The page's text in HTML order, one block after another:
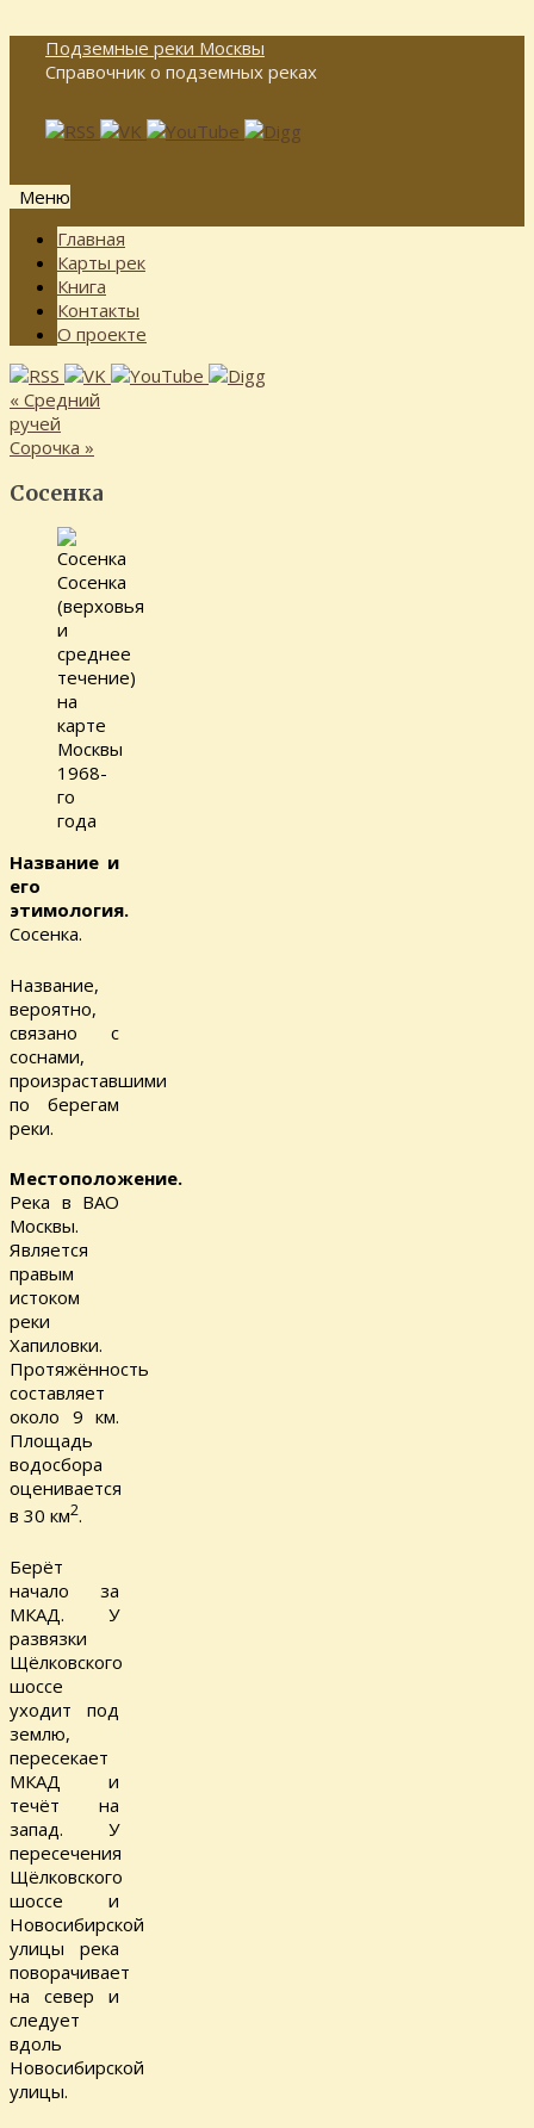
Подземные реки Москвы
Справочник о подземных реках
Меню
Перейти
содержимому
Главная
Карты рек
Книга
Контакты
О проекте
« Средний
ручей
Сорочка »
Сосенка
Сосенка
(верховья
и
среднее
течение)
на
карте
Москвы
1968-
го
года
Название и
его
этимология.
Сосенка.
Название,
вероятно,
связано с
соснами,
произраставшими
по берегам
реки.
Местоположение.
Река в ВАО
Москвы.
Является
правым
истоком
реки
Хапиловки.
Протяжённость
составляет
около 9 км.
Площадь
водосбора
оценивается
в 30 км2.
Берёт
начало за
МКАД. У
развязки
Щёлковского
шоссе
уходит под
землю,
пересекает
МКАД и
течёт на
запад. У
пересечения
Щёлковского
шоссе и
Новосибирской
улицы река
поворачивает
на север и
следует
вдоль
Новосибирской
улицы.